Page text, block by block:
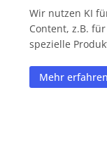
Wir nutzen KI
Content, z.B.
spezielle
Mehr erfahren